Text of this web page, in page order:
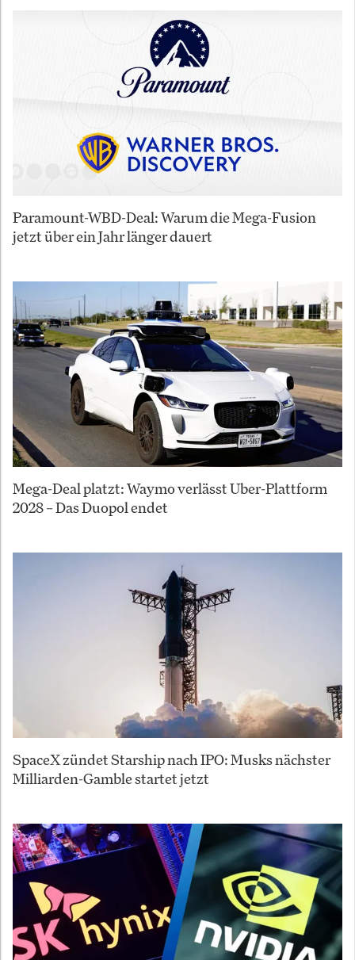
Paramount-WBD-Deal: Warum die Mega-Fusion
jetzt über ein Jahr länger dauert
Mega-Deal platzt: Waymo verlässt Uber-Plattform
2028 – Das Duopol endet
SpaceX zündet Starship nach IPO: Musks nächster
Milliarden-Gamble startet jetzt